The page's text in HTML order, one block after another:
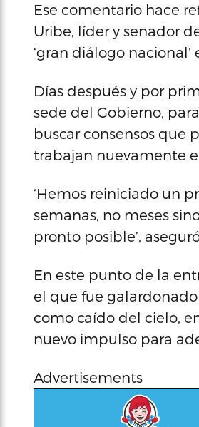
Ese comentario hace
Uribe, líder y senador
‘gran diálogo
Días después y por
sede del Gobierno,
buscar consensos que
trabajan nuevamente
‘Hemos reiniciado un
semanas, no meses
pronto posible’,
En este punto de la
el que fue
como caído del cielo,
nuevo impulso para
Advertisements